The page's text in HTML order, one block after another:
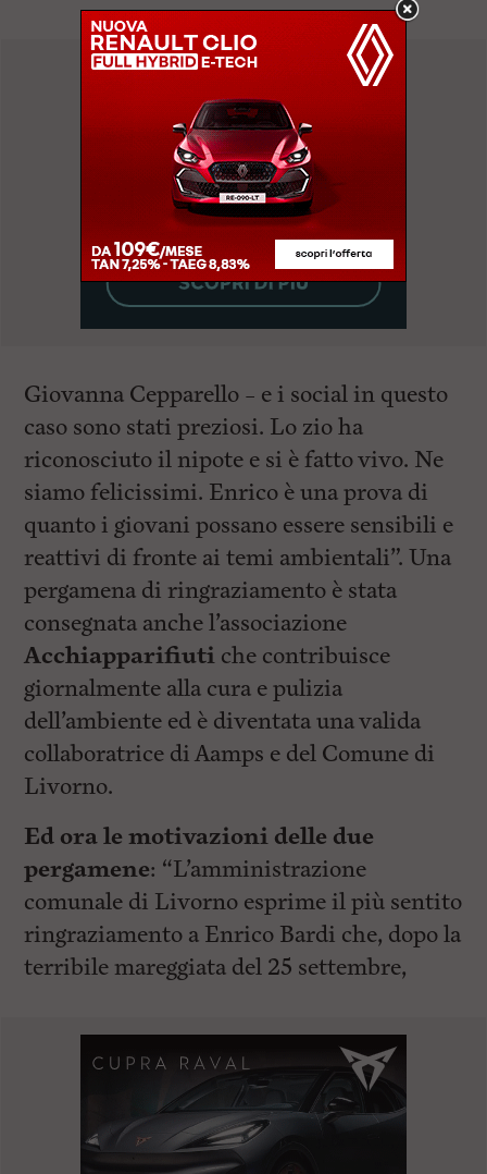
Giovanna Cepparello – e i social in questo
caso sono stati preziosi. Lo zio ha
riconosciuto il nipote e si è fatto vivo. Ne
siamo felicissimi. Enrico è una prova di
quanto i giovani possano essere sensibili e
reattivi di fronte ai temi ambientali”. Una
pergamena di ringraziamento è stata
consegnata anche l’associazione
Acchiapparifiuti che contribuisce
giornalmente alla cura e pulizia
dell’ambiente ed è diventata una valida
collaboratrice di Aamps e del Comune di
Livorno.
Ed ora le motivazioni delle due
pergamene: “L’amministrazione
comunale di Livorno esprime il più sentito
ringraziamento a Enrico Bardi che, dopo la
terribile mareggiata del 25 settembre,